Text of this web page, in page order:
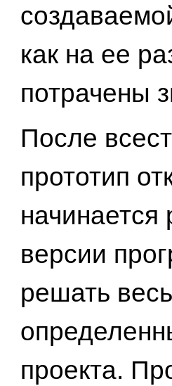
как на ее
потрачены
После
прототип
начинается
версии
решать
проекта.